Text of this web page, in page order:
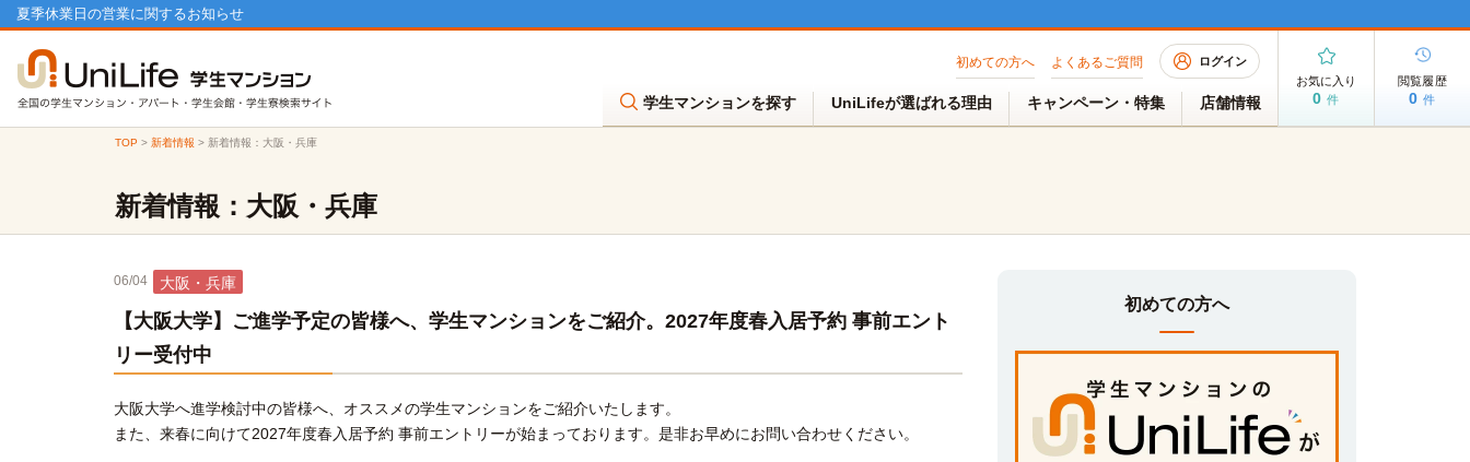
夏季休業日の営業に関するお知らせ
初めての方へ よくあるご質問 ログイン
学生マンションを探す UniLifeが選ばれる理由 キャンペーン・特集 店舗情報
お気に入り
0 件
閲覧履歴
0 件
TOP > 新着情報 > 新着情報：大阪・兵庫
新着情報：大阪・兵庫
06/04 大阪・兵庫
【大阪大学】ご進学予定の皆様へ、学生マンションをご紹介。2027年度春入居予約 事前エント
リー受付中
大阪大学へ進学検討中の皆様へ、オススメの学生マンションをご紹介いたします。
また、来春に向けて2027年度春入居予約 事前エントリーが始まっております。是非お早めにお問い合わせください。
初めての方へ